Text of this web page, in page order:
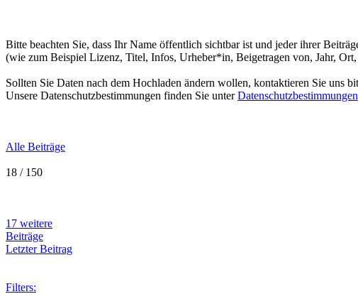
Bitte beachten Sie, dass Ihr Name öffentlich sichtbar ist und jeder ihrer
(wie zum Beispiel Lizenz, Titel, Infos, Urheber*in, Beigetragen von, Jahr,
Sollten Sie Daten nach dem Hochladen ändern wollen, kontaktieren Sie uns
Unsere Datenschutzbestimmungen finden Sie unterDatenschutzbestimmungen
Alle Beiträge
18 / 150
17 weitere
Beiträge
Letzter Beitrag
Filters: